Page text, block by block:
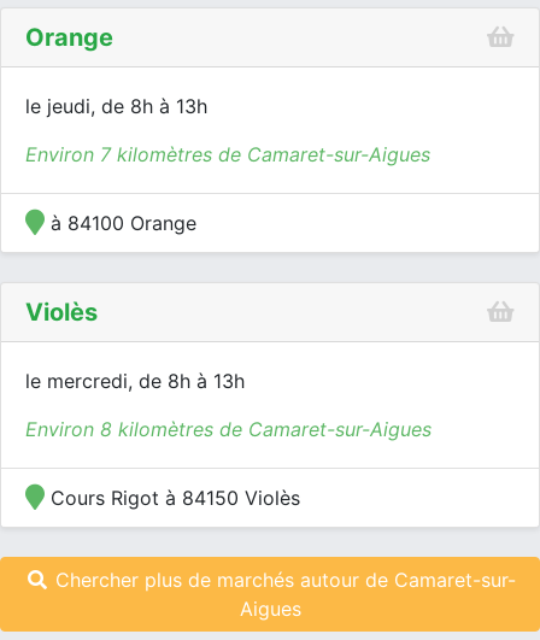
Orange
le jeudi, de 8h à 13h
Environ 7 kilomètres de Camaret-sur-Aigues
à 84100 Orange
Violès
le mercredi, de 8h à 13h
Environ 8 kilomètres de Camaret-sur-Aigues
Cours Rigot à 84150 Violès
Chercher plus de marchés autour de Camaret-sur-
Aigues